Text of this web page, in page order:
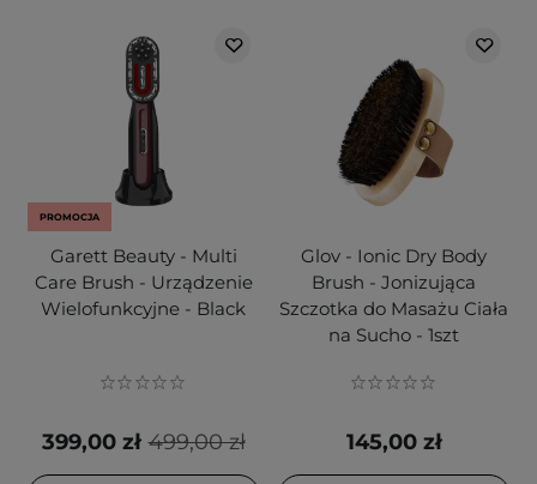
PROMOCJA
Garett Beauty - Multi
Care Brush - Urządzenie
Wielofunkcyjne - Black
499,00 zł
399,00 zł
Glov - Ionic Dry Body
Brush - Jonizująca
Szczotka do Masażu Ciała
na Sucho - 1szt
145,00 zł